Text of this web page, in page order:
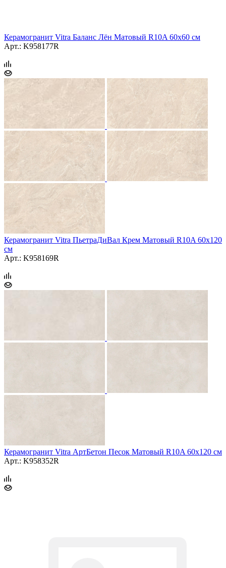
Керамогранит Vitra Баланс Лён Матовый R10A 60x60 см
Арт.: K958177R
Керамогранит Vitra ПьетраДиВал Крем Матовый R10A 60x120
см
Арт.: K958169R
Керамогранит Vitra АртБетон Песок Матовый R10A 60x120 см
Арт.: K958352R